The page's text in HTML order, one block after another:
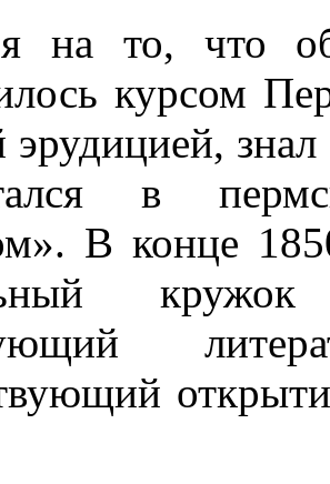
на то, что
курсом
в
В конце
кружок